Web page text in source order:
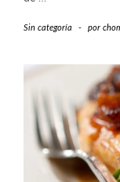
Sin categoría - por